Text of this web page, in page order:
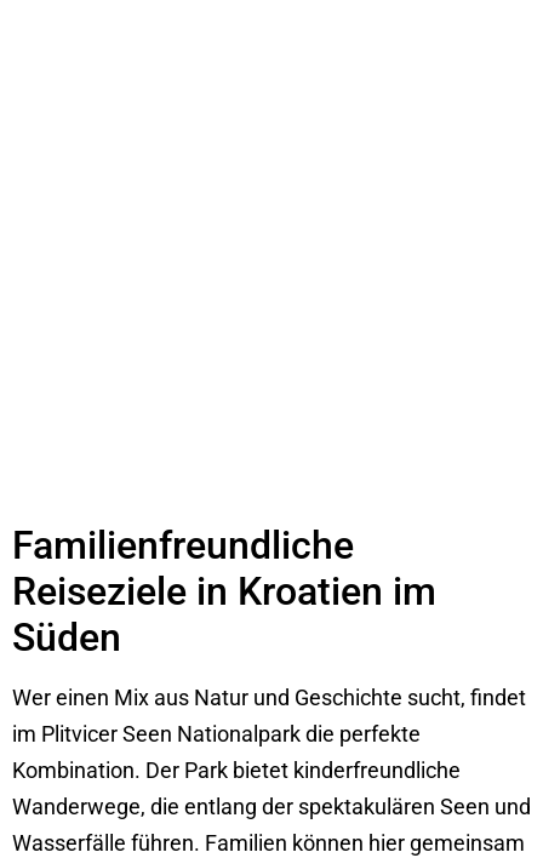
Familienfreundliche
Reiseziele in Kroatien im
Süden
Wer einen Mix aus Natur und Geschichte sucht, findet
im Plitvicer Seen Nationalpark die perfekte
Kombination. Der Park bietet kinderfreundliche
Wanderwege, die entlang der spektakulären Seen und
Wasserfälle führen. Familien können hier gemeinsam